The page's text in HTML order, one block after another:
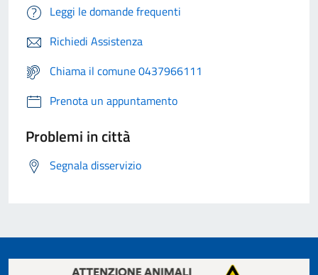
Leggi le domande frequenti
Richiedi Assistenza
Chiama il comune 0437966111
Prenota un appuntamento
Problemi in città
Segnala disservizio